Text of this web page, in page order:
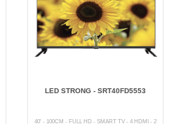
LED STRONG - SRT40FD5553
40' - 100CM - FULL HD - SMART TV - 4 HDMI - 2